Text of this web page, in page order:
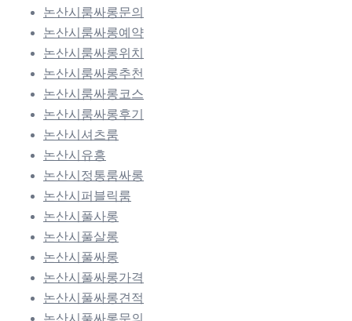
논산시룸싸롱문의
논산시룸싸롱예약
논산시룸싸롱위치
논산시룸싸롱추천
논산시룸싸롱코스
논산시룸싸롱후기
논산시셔츠룸
논산시유흥
논산시정통룸싸롱
논산시퍼블릭룸
논산시풀사롱
논산시풀살롱
논산시풀싸롱
논산시풀싸롱가격
논산시풀싸롱견적
논산시풀싸롱문의